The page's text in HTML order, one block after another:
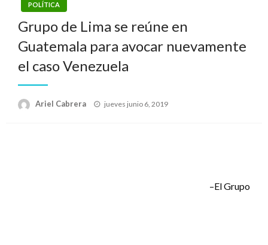
POLÍTICA
Grupo de Lima se reúne en
Guatemala para avocar nuevamente
el caso Venezuela
Ariel Cabrera
Publicado
jueves junio 6, 2019
–El Grupo